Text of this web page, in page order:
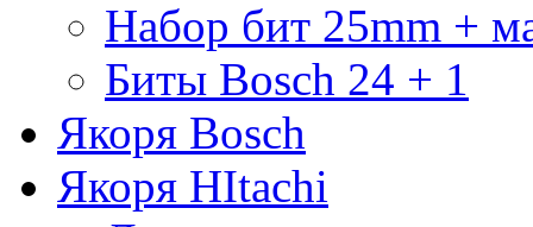
Набор бит 25mm +
Биты Bosch 24 + 1
Якоря Bosch
Якоря HItachi